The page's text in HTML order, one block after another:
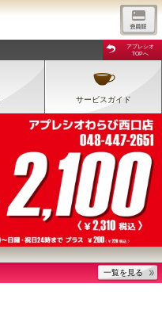
アプレシオ
TOPへ
サービスガイド
一覧を見る